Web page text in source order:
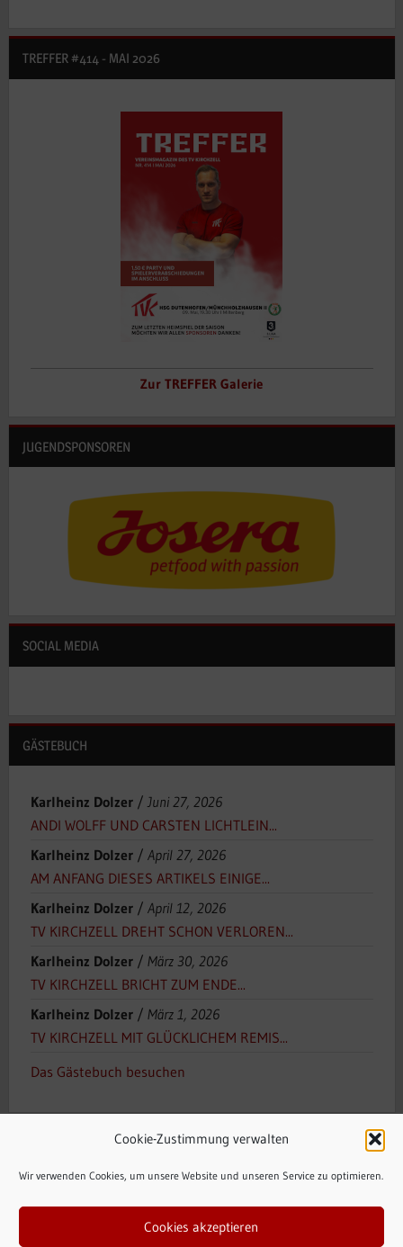
Cookie-Zustimmung verwalten
Wir verwenden Cookies, um unsere Website und unseren Service zu optimieren.
Cookies akzeptieren
TREFFER #414 - MAI 2026
Zur TREFFER Galerie
JUGENDSPONSOREN
SOCIAL MEDIA
GÄSTEBUCH
Karlheinz Dolzer/ Juni 27, 2026
ANDI WOLFF UND CARSTEN LICHTLEIN...
Karlheinz Dolzer/ April 27, 2026
AM ANFANG DIESES ARTIKELS EINIGE...
Karlheinz Dolzer/ April 12, 2026
TV KIRCHZELL DREHT SCHON VERLOREN...
Karlheinz Dolzer/ März 30, 2026
TV KIRCHZELL BRICHT ZUM ENDE...
Karlheinz Dolzer/ März 1, 2026
TV KIRCHZELL MIT GLÜCKLICHEM REMIS...
Das Gästebuch besuchen